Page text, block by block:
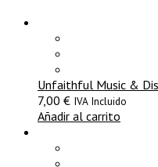
Unfaithful Music &
7,00 € IVA Incluido
Añadir al carrito